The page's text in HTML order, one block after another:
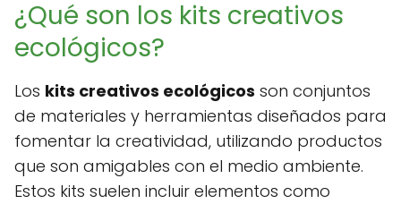
¿Qué son los kits creativos
ecológicos?
Los kits creativos ecológicos son conjuntos
de materiales y herramientas diseñados para
fomentar la creatividad, utilizando productos
que son amigables con el medio ambiente.
Estos kits suelen incluir elementos como